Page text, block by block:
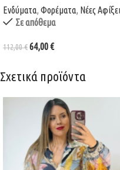
Ενδύματα Φορέματα Νέες
Σε απόθεμα
112,00€64,00€
Σχετικά προϊόντα